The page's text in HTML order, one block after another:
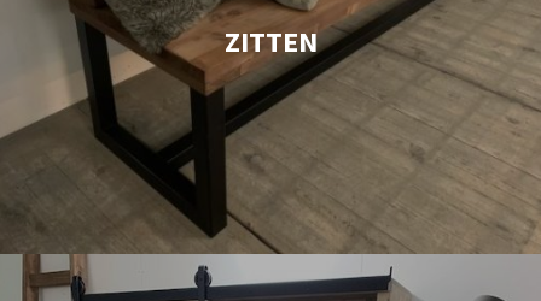
ZITTEN